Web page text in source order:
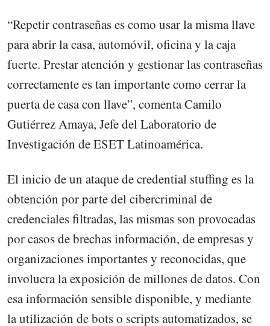
“Repetir contraseñas es como usar la misma llave
para abrir la casa, automóvil, oficina y la caja
fuerte. Prestar atención y gestionar las contraseñas
correctamente es tan importante como cerrar la
puerta de casa con llave”, comenta Camilo
Gutiérrez Amaya, Jefe del Laboratorio de
Investigación de ESET Latinoamérica.
El inicio de un ataque de credential stuffing es la
obtención por parte del cibercriminal de
credenciales filtradas, las mismas son provocadas
por casos de brechas información, de empresas y
organizaciones importantes y reconocidas, que
involucra la exposición de millones de datos. Con
esa información sensible disponible, y mediante
la utilización de bots o scripts automatizados, se